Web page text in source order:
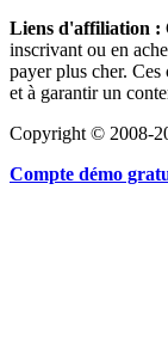
Liens d'affiliation :
inscrivant ou en
payer plus cher.
et à garantir un
Copyright © 2008-
Compte démo